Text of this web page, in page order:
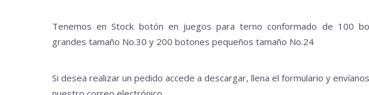
Tenemos en Stock botón en juegos para terno conformado de 100
grandes tamaño No.30 y 200 botones pequeños tamaño No.24
Si desea realizar un pedido accede a descargar, llena el formulario y